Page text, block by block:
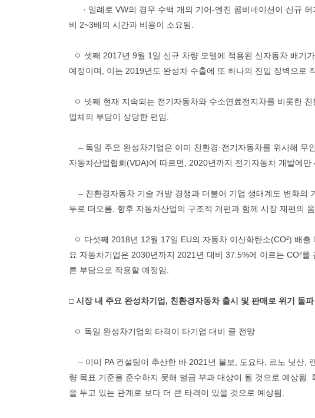
· 일례로 VW의 경우 수백 개의 기어-엔진 콤비네이션이 신규
비 2~3배의 시간과 비용이 소요됨.
ㅇ 셋째 2017년 9월 1일 신규 차량 모델에 적용된 신자동차 배기
예정이며, 이는 2019년도 완성차 수출에 또 하나의 진입 장벽으로
ㅇ 넷째 현재 지속되는 전기자동차와 수소연료전지차를 비롯한
업체의 부담이 상당한 편임.
– 독일 주요 완성차기업은 이미 친환경·전기자동차를 위시해 무
자동차산업협회(VDA)에 따르면, 2020년까지 전기자동차 개발에만
– 친환경자동차 기술 개발 경쟁과 더불어 기업 생태계도 변화의
두로 떠오름. 향후 자동차산업의 구조적 개편과 함께 시장 재편의
ㅇ 다섯째 2018년 12월 17일 EU의 자동차 이산화탄소(CO²) 배
요 자동차기업은 2030년까지 2021년 대비 37.5%에 이르는 CO²
른 부담으로 작용할 예정임.
□ 시장 내 주요 완성차기업, 친환경자동차 출시 및 판매로 위기 돌파
ㅇ 독일 완성차기업의 타격이 타기업 대비 클 전망
– 이미 PA 컨설팅이 추산한 바 2021년 볼보, 도요타, 르노 닛산,
량 목표 기준을 준수하지 못해 벌금 부과 대상이 될 것으로 예상됨
을 두고 있는 관계로 보다 더 큰 타격이 있을 것으로 예상됨.